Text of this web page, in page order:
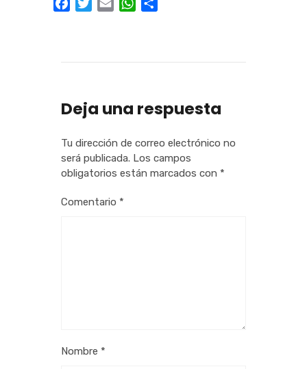
FacebookTwitter
Email WhatsApp
Deja una respuesta
Tu dirección de correo electrónico no
será publicada. Los campos
obligatorios están marcados con *
Comentario *
Nombre *